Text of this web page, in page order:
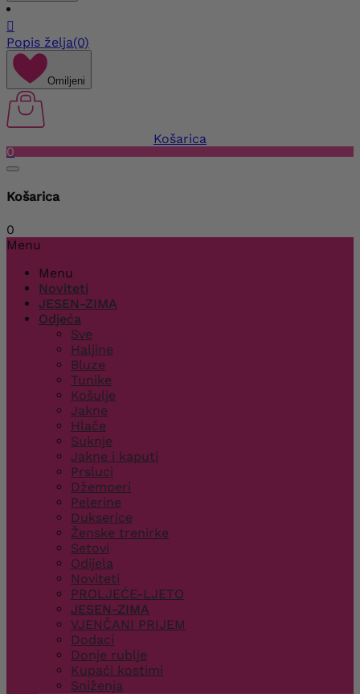

Popis želja(0)
Omiljeni
Košarica
0
Košarica
0
Menu
Menu
Noviteti
JESEN-ZIMA
Odjeća
Sve
Haljine
Bluze
Tunike
Košulje
Jakne
Hlače
Suknje
Jakne i kaputi
Prsluci
Džemperi
Pelerine
Dukserice
Ženske trenirke
Setovi
Odijela
Noviteti
PROLJEĆE-LJETO
JESEN-ZIMA
VJENČANI PRIJEM
Dodaci
Donje rublje
Kupaći kostimi
Sniženja